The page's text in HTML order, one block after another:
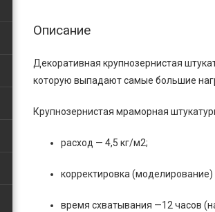
Описание
Декоративная крупнозернистая
которую выпадают самые большие
Крупнозернистая мраморная
расход — 4,5 кг/м2;
корректировка
время схватывания —12 часов